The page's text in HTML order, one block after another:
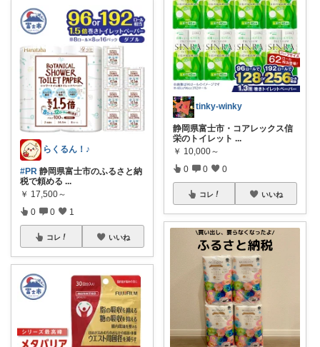
らくるん！♪
#PR 静岡県富士市のふるさと納
税で頼める ...
￥ 17,500～
0 0 1
コレ いいね
tinky-winky
静岡県富士市・コアレックス信
栄のトイレット ...
￥ 10,000～
0 0 0
コレ いいね